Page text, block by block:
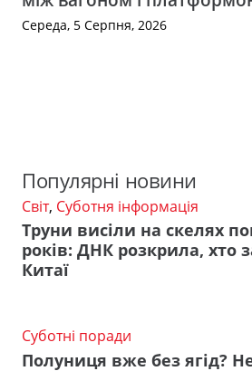
Середа, 5 Серпня, 2026
Популярні новини
Світ, Суботня інформація
Труни висіли на скелях
років: ДНК розкрила, хто
Китаї
Суботні поради
Полуниця вже без ягід?